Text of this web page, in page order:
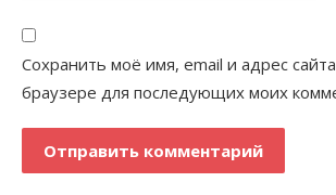
Сохранить моё имя, email и адрес
браузере для последующих моих